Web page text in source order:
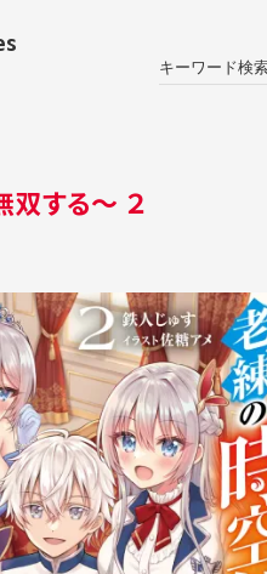
する～ ２